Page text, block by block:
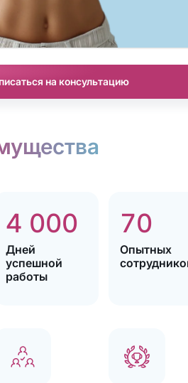
на консультацию
4 000
Дней
успешной
работы
70
Опытных